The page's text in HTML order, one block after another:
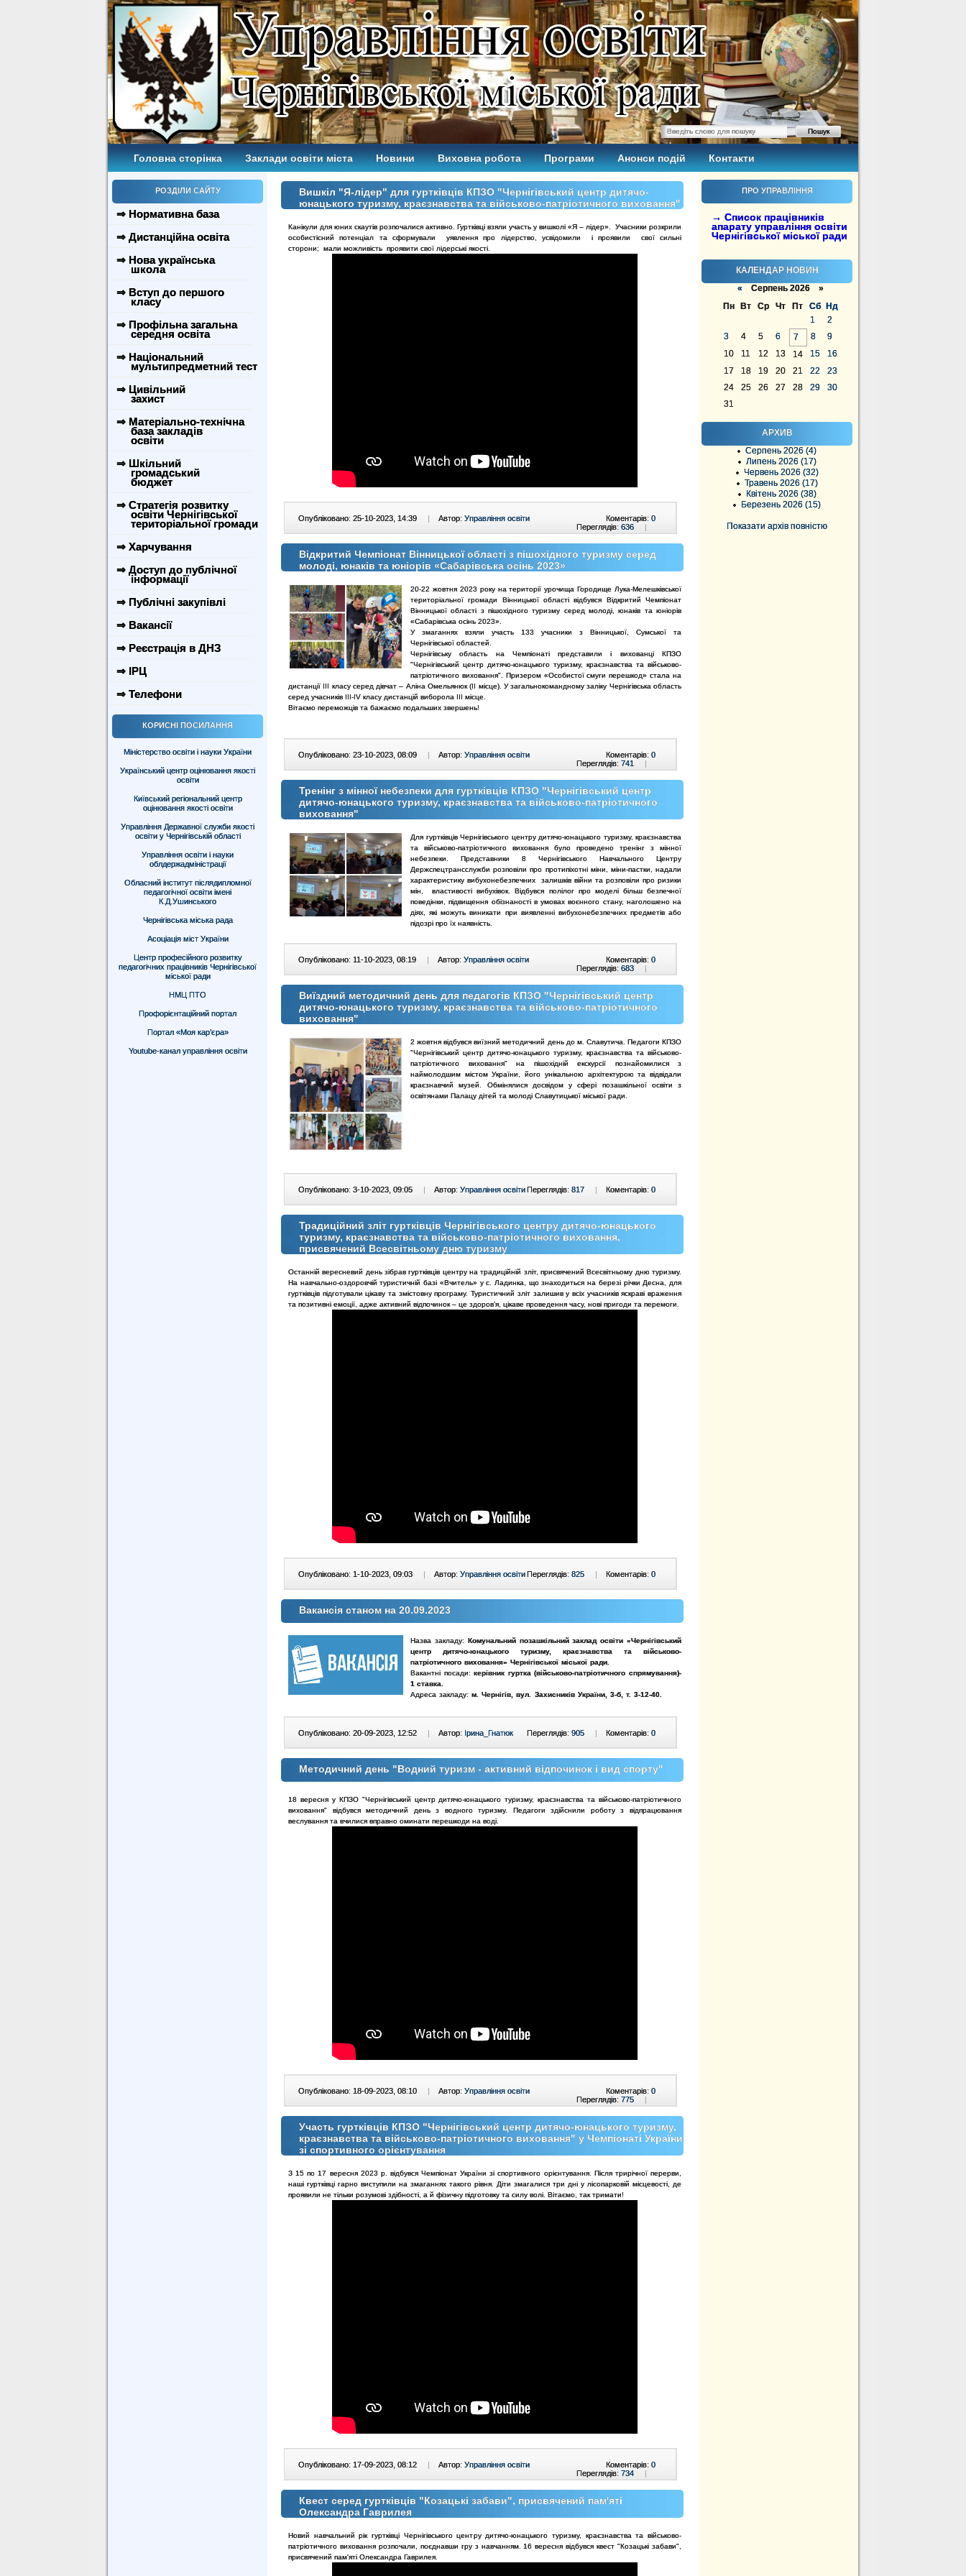
Головна сторінка Заклади освіти міста Новини Виховна робота Програми Анонси подій Контакти
РОЗДІЛИ САЙТУ
⇒ Нормативна база
⇒ Дистанційна освіта
⇒ Нова українська
школа
⇒ Вступ до першого
класу
⇒ Профільна загальна
середня освіта
⇒ Національний
мультипредметний тест
⇒ Цивільний
захист
⇒ Матеріально-технічна
база закладів
освіти
⇒ Шкільний
громадський
бюджет
⇒ Стратегія розвитку
освіти Чернігівської
територіальної громади
⇒ Харчування
⇒ Доступ до публічної
інформації
⇒ Публічні закупівлі
⇒ Вакансії
⇒ Реєстрація в ДНЗ
⇒ ІРЦ
⇒ Телефони
КОРИСНІ ПОСИЛАННЯ
Міністерство освіти і науки України
Український центр оцінювання якості
освіти
Київський регіональний центр
оцінювання якості освіти
Управління Державної служби якості
освіти у Чернігівській області
Управління освіти і науки
облдержадміністрації
Обласний інститут післядипломної
педагогічної освіти імені
К.Д.Ушинського
Чернігівська міська рада
Асоціація міст України
Центр професійного розвитку
педагогічних працівників Чернігівської
міської ради
НМЦ ПТО
Профорієнтаційний портал
Портал «Моя кар’єра»
Youtube-канал управління освіти
ПРО УПРАВЛІННЯ
→ Список працівників
апарату управління освіти
Чернігівської міської ради
КАЛЕНДАР НОВИН
« Серпень 2026 »
Пн
Вт Ср Чт Пт Сб
Нд
1
2
3
4 5 6 7 8
9
10
11 12 13 14 15
16
17
18 19 20 21 22
23
24
25 26 27 28 29
30
31
АРХИВ
Серпень 2026 (4)
Липень 2026 (17)
Червень 2026 (32)
Травень 2026 (17)
Квітень 2026 (38)
Березень 2026 (15)
Показати архів повністю
Вишкіл "Я-лідер" для гуртківців КПЗО "Чернігівський центр дитячо-
юнацького туризму, краєзнавства та військово-патріотичного виховання"
Канікули для юних скаутів розпочалися активно. Гуртківці взяли участь у вишколі «Я – лідер». Учасники розкрили
особистісний потенціал та сформували уявлення про лідерство, усвідомили і проявили свої сильні
сторони; мали можливість проявити свої лідерські якості.
Опубліковано: 25-10-2023, 14:39 | Автор: Управління освіти Коментарів: 0
Переглядів: 636 |
Відкритий Чемпіонат Вінницької області з пішохідного туризму серед
молоді, юнаків та юніорів «Сабарівська осінь 2023»
20-22 жовтня 2023 року на території урочища Городище Лука-Мелешківської
територіальної громади Вінницької області відбувся Відкритий Чемпіонат
Вінницької області з пішохідного туризму серед молоді, юнаків та юніорів
«Сабарівська осінь 2023».
У змаганнях взяли участь 133 учасники з Вінницької, Сумської та
Чернігівської областей.
Чернігівську область на Чемпіонаті представили і вихованці КПЗО
"Чернігівський центр дитячо-юнацького туризму, краєзнавства та військово-
патріотичного виховання". Призером «Особистої смуги перешкод» стала на
дистанції ІІІ класу серед дівчат – Аліна Омельянюк (ІІ місце). У загальнокомандному заліку Чернігівська область
серед учасників ІІІ-IV класу дистанцій виборола ІІІ місце.
Вітаємо переможців та бажаємо подальших звершень!
Опубліковано: 23-10-2023, 08:09 | Автор: Управління освіти Коментарів: 0
Переглядів: 741 |
Тренінг з мінної небезпеки для гуртківців КПЗО "Чернігівський центр
дитячо-юнацького туризму, краєзнавства та військово-патріотичного
виховання"
Для гуртківців Чернігівського центру дитячо-юнацького туризму, краєзнавства
та військово-патріотичного виховання було проведено тренінг з мінної
небезпеки. Представники 8 Чернігівського Навчального Центру
Держспецтрансслужби розповіли про протипіхотні міни, міни-пастки, надали
характеристику вибухонебезпечних залишків війни та розповіли про ризики
мін, властивості вибухівок. Відбувся полілог про моделі більш безпечної
поведінки, підвищення обізнаності в умовах воєнного стану, наголошено на
діях, які можуть виникати при виявленні вибухонебезпечних предметів або
підозрі про їх наявність.
Опубліковано: 11-10-2023, 08:19 | Автор: Управління освіти Коментарів: 0
Переглядів: 683 |
Виїздний методичний день для педагогів КПЗО "Чернігівський центр
дитячо-юнацького туризму, краєзнавства та військово-патріотичного
виховання"
2 жовтня відбувся виїзний методичний день до м. Славутича. Педагоги КПЗО
"Чернігівський центр дитячо-юнацького туризму, краєзнавства та військово-
патріотичного виховання" на пішохідній екскурсії познайомилися з
наймолодшим містом України, його унікальною архітектурою та відвідали
краєзнавчий музей. Обмінялися досвідом у сфері позашкільної освіти з
освітянами Палацу дітей та молоді Славутицької міської ради.
Опубліковано: 3-10-2023, 09:05 | Автор: Управління освіти Коментарів: 0
Переглядів: 817 |
Традиційний зліт гуртківців Чернігівського центру дитячо-юнацького
туризму, краєзнавства та військово-патріотичного виховання,
присвячений Всесвітньому дню туризму
Останній вересневий день зібрав гуртківців центру на традиційній зліт, присвячений Всесвітньому дню туризму.
На навчально-оздоровчій туристичній базі «Вчитель» у с. Ладинка, що знаходиться на березі річки Десна, для
гуртківців підготували цікаву та змістовну програму. Туристичний зліт залишив у всіх учасників яскраві враження
та позитивні емоції, адже активний відпочинок – це здоров’я, цікаве проведення часу, нові пригоди та перемоги.
Опубліковано: 1-10-2023, 09:03 | Автор: Управління освіти Коментарів: 0
Переглядів: 825 |
Вакансія станом на 20.09.2023
Назва закладу: Комунальний позашкільний заклад освіти «Чернігівський
центр дитячо-юнацького туризму, краєзнавства та військово-
патріотичного виховання» Чернігівської міської ради
Вакантні посади:керівник гуртка (військово-патріотичного спрямування)-
1 ставка.
Адреса закладу: м. Чернігів,вул. Захисників України, 3-б, т. 3-12-40.
Опубліковано: 20-09-2023, 12:52 | Автор: Ірина_Гнатюк Коментарів: 0
Переглядів: 905 |
Методичний день "Водний туризм - активний відпочинок і вид спорту"
18 вересня у КПЗО "Чернігівський центр дитячо-юнацького туризму, краєзнавства та військово-патріотичного
виховання" відбувся методичний день з водного туризму. Педагоги здійснили роботу з відпрацювання
веслування та вчилися вправно оминати перешкоди на воді.
Опубліковано: 18-09-2023, 08:10 | Автор: Управління освіти Коментарів: 0
Переглядів: 775 |
Участь гуртківців КПЗО "Чернігівський центр дитячо-юнацького туризму,
краєзнавства та військово-патріотичного виховання" у Чемпіонаті України
зі спортивного орієнтування
З 15 по 17 вересня 2023 р. відбувся Чемпіонат України зі спортивного орієнтування. Після трирічної перерви,
наші гуртківці гарно виступили на змаганнях такого рівня. Діти змагалися три дні у лісопарковій місцевості, де
проявили не тільки розумові здібності, а й фізичну підготовку та силу волі. Вітаємо, так тримати!
Опубліковано: 17-09-2023, 08:12 | Автор: Управління освіти Коментарів: 0
Переглядів: 734 |
Квест серед гуртківців "Козацькі забави", присвячений пам'яті
Олександра Гаврилея
Новий навчальний рік гуртківці Чернігівського центру дитячо-юнацького туризму, краєзнавства та військово-
патріотичного виховання розпочали, поєднавши гру з навчанням. 16 вересня відбувся квест "Козацькі забави",
присвячений пам'яті Олександра Гаврилея.